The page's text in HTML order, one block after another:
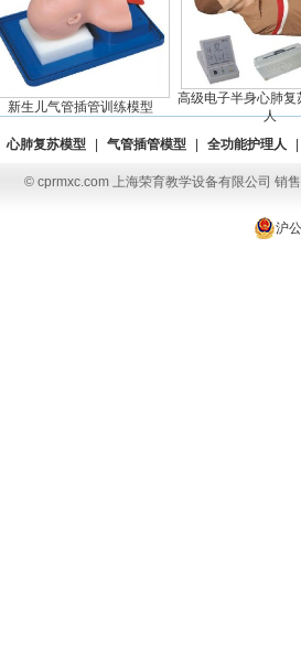
新生儿气管插管训练模型
高级电子半身心肺复苏
人
心肺复苏模型 气管插管模型 全功能护理人
© cprmxc.com 上海荣育教学设备有限公司 销
沪